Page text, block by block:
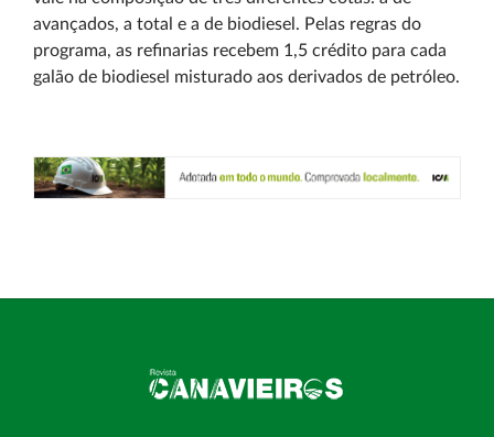
avançados, a total e a de biodiesel. Pelas regras do
programa, as refinarias recebem 1,5 crédito para cada
galão de biodiesel misturado aos derivados de petróleo.